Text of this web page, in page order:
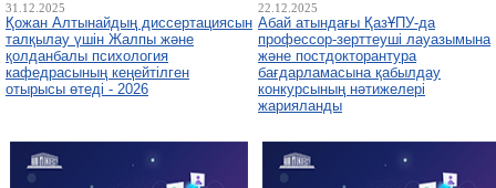
31.12.2025
Қожан Алтынайдың диссертациясын
талқылау үшін Жалпы және
қолданбалы психология
кафедрасының кеңейтілген
отырысы өтеді - 2026
22.12.2025
Абай атындағы ҚазҰПУ-да
профессор-зерттеуші лауазымына
және постдокторантура
бағдарламасына қабылдау
конкурсының нәтижелері
жарияланды